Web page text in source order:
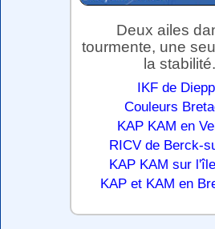
Deux ailes
tourmente, une
la stabilité.
IKF de
Couleurs
KAP KAM en
RICV de Berck-
KAP KAM sur
KAP et KAM en